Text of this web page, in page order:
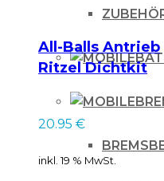
All-Balls Antrieb
Ritzel Dichtkit
Suzuki RM 250
08, RMZ 250 13-
20.95 €
inkl. 19 % MwSt.